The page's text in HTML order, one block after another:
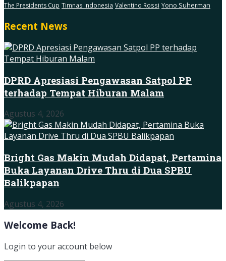
The Presidents Cup Timnas Indonesia Valentino Rossi Yono Suherman
Recent News
DPRD Apresiasi Pengawasan Satpol PP
terhadap Tempat Hiburan Malam
Agustus 4, 2026
Bright Gas Makin Mudah Didapat, Pertamina
Buka Layanan Drive Thru di Dua SPBU
Balikpapan
Agustus 4, 2026
Welcome Back!
Login to your account below